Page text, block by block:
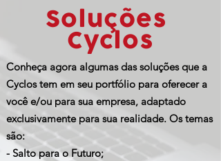
Soluções
Cyclos
Conheça agora algumas das soluções que a
Cyclos tem em seu portfólio para oferecer a
você e/ou para sua empresa, adaptado
exclusivamente para sua realidade. Os temas
são:
- Salto para o Futuro;